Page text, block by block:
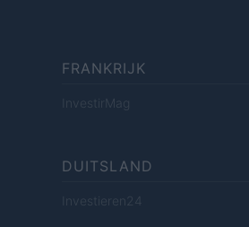
FRANKRIJK
InvestirMag
DUITSLAND
Investieren24